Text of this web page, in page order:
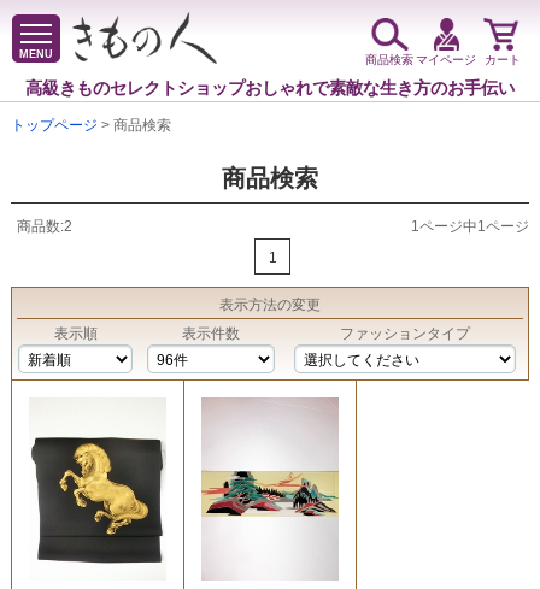
MENU
高級きものセレクトショップおしゃれで素敵な生き方のお手伝い
商品検索マイページ カート
トップページ > 商品検索
商品検索
商品数:2
1ページ中1ページ
1
表示方法の変更
表示順
表示件数 ファッションタイプ